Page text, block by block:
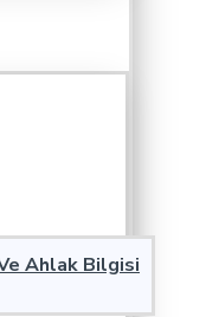
Ahlak Bilgisi